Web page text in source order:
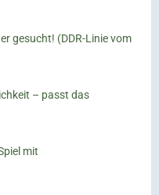
gesucht! (DDR-Linie vom
– passt das
mit